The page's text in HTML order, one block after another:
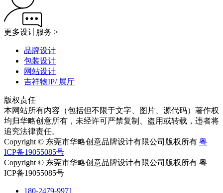
更多设计服务 >
品牌设计
包装设计
网站设计
吉祥物IP/ 展厅
版权责任
本网站所有内容（包括但不限于文字、图片、源代码）著作权
均归华略创意所有，未经许可严禁复制、盗用或转载，违者将
追究法律责任。
Copyright © 东莞市华略创意品牌设计有限公司版权所有 粤
ICP备19055085号
Copyright © 东莞市华略创意品牌设计有限公司版权所有 粤
ICP备19055085号
180-2479-9971